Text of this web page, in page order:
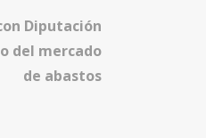
Diputación
del mercado
de abastos